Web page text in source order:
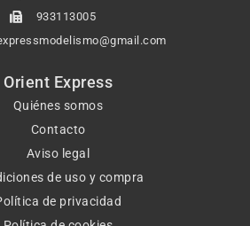
933113005
Orient Express
Quiénes somos
Contacto
Aviso legal
de uso y compra
de privacidad